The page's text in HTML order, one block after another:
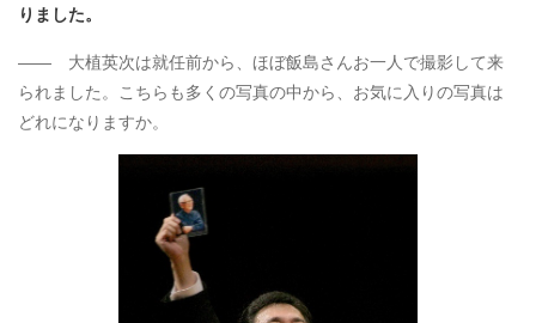
りました。
―― 大植英次は就任前から、ほぼ飯島さんお一人で撮影して来
られました。こちらも多くの写真の中から、お気に入りの写真は
どれになりますか。